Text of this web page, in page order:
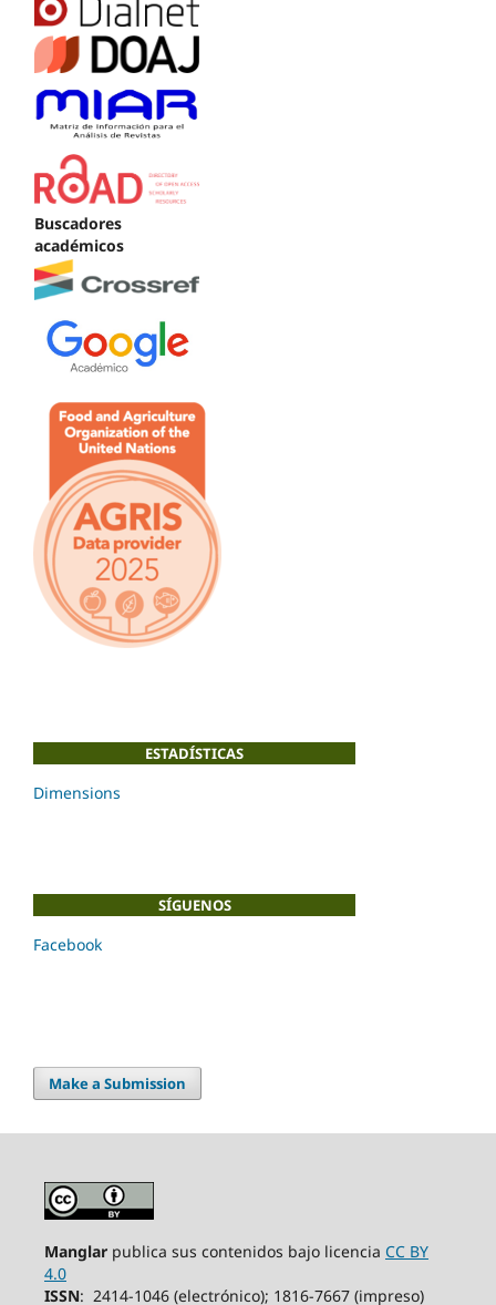
Buscadores
académicos
ESTADÍSTICAS
Dimensions
SÍGUENOS
Facebook
Make a Submission
Manglarpublica sus contenidos bajo licencia CC BY
4.0
ISSN: 2414-1046 (electrónico); 1816-7667 (impreso)